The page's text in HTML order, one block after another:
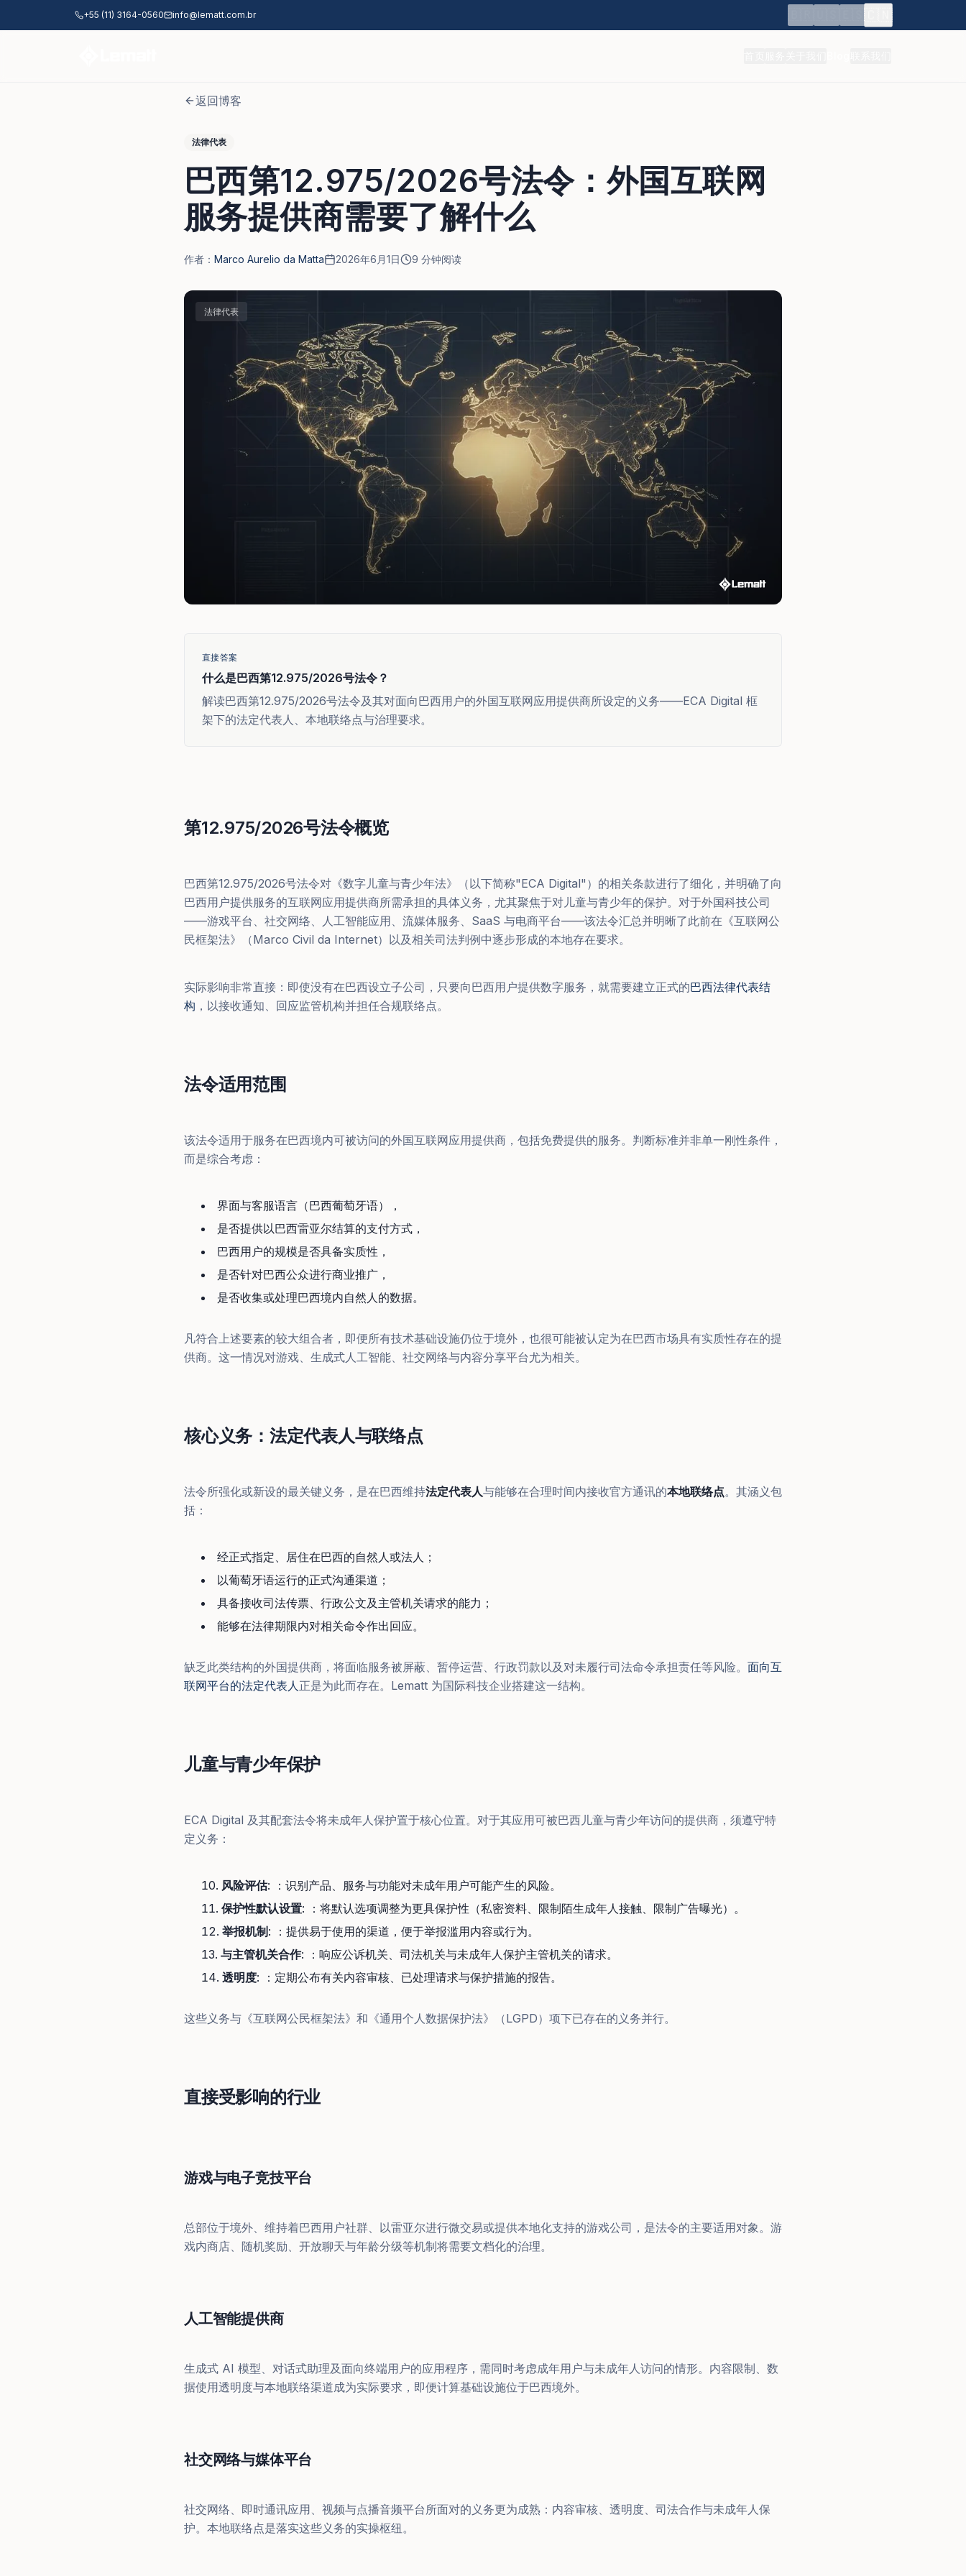
+55 (11) 3164-0560 info@lematt.com.br 🇪🇸🇨🇳
返回博客
法律代表
巴西第12.975/2026号法令：外国互联网
服务提供商需要了解什么
作者： Marco Aurelio da Matta 2026年6月1日 9 分钟阅读
法律代表
直接答案
什么是巴西第12.975/2026号法令？
解读巴西第12.975/2026号法令及其对面向巴西用户的外国互联网应用提供商所设定的义务——ECA Digital 框
架下的法定代表人、本地联络点与治理要求。
第12.975/2026号法令概览
巴西第12.975/2026号法令对《数字儿童与青少年法》（以下简称"ECA Digital"）的相关条款进行了细化，并明确了向
巴西用户提供服务的互联网应用提供商所需承担的具体义务，尤其聚焦于对儿童与青少年的保护。对于外国科技公司
——游戏平台、社交网络、人工智能应用、流媒体服务、SaaS 与电商平台——该法令汇总并明晰了此前在《互联网公
民框架法》（Marco Civil da Internet）以及相关司法判例中逐步形成的本地存在要求。
实际影响非常直接：即使没有在巴西设立子公司，只要向巴西用户提供数字服务，就需要建立正式的巴西法律代表结
构 ，以接收通知、回应监管机构并担任合规联络点。
法令适用范围
该法令适用于服务在巴西境内可被访问的外国互联网应用提供商，包括免费提供的服务。判断标准并非单一刚性条件，
而是综合考虑：
界面与客服语言（巴西葡萄牙语），
是否提供以巴西雷亚尔结算的支付方式，
巴西用户的规模是否具备实质性，
是否针对巴西公众进行商业推广，
是否收集或处理巴西境内自然人的数据。
凡符合上述要素的较大组合者，即便所有技术基础设施仍位于境外，也很可能被认定为在巴西市场具有实质性存在的提
供商。这一情况对游戏、生成式人工智能、社交网络与内容分享平台尤为相关。
核心义务：法定代表人与联络点
法令所强化或新设的最关键义务，是在巴西维持法定代表人与能够在合理时间内接收官方通讯的本地联络点。其涵义包
括：
经正式指定、居住在巴西的自然人或法人；
以葡萄牙语运行的正式沟通渠道；
具备接收司法传票、行政公文及主管机关请求的能力；
能够在法律期限内对相关命令作出回应。
缺乏此类结构的外国提供商，将面临服务被屏蔽、暂停运营、行政罚款以及对未履行司法命令承担责任等风险。 面向互
联网平台的法定代表人 正是为此而存在。Lematt 为国际科技企业搭建这一结构。
儿童与青少年保护
ECA Digital 及其配套法令将未成年人保护置于核心位置。对于其应用可被巴西儿童与青少年访问的提供商，须遵守特
定义务：
风险评估: ：识别产品、服务与功能对未成年用户可能产生的风险。
保护性默认设置: ：将默认选项调整为更具保护性（私密资料、限制陌生成年人接触、限制广告曝光）。
举报机制: ：提供易于使用的渠道，便于举报滥用内容或行为。
与主管机关合作: ：响应公诉机关、司法机关与未成年人保护主管机关的请求。
透明度: ：定期公布有关内容审核、已处理请求与保护措施的报告。
这些义务与《互联网公民框架法》和《通用个人数据保护法》（LGPD）项下已存在的义务并行。
直接受影响的行业
游戏与电子竞技平台
总部位于境外、维持着巴西用户社群、以雷亚尔进行微交易或提供本地化支持的游戏公司，是法令的主要适用对象。游
戏内商店、随机奖励、开放聊天与年龄分级等机制将需要文档化的治理。
人工智能提供商
生成式 AI 模型、对话式助理及面向终端用户的应用程序，需同时考虑成年用户与未成年人访问的情形。内容限制、数
据使用透明度与本地联络渠道成为实际要求，即便计算基础设施位于巴西境外。
社交网络与媒体平台
社交网络、即时通讯应用、视频与点播音频平台所面对的义务更为成熟：内容审核、透明度、司法合作与未成年人保
护。本地联络点是落实这些义务的实操枢纽。